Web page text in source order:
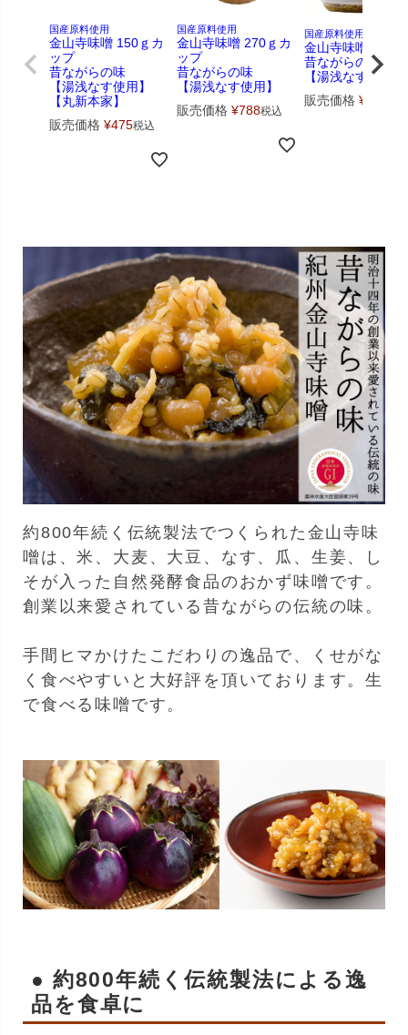
国産原料使用
金山寺味噌 150ｇカ
ップ
昔ながらの味
【湯浅なす使用】
【丸新本家】
販売価格 ¥475税込
国産原料使用
金山寺味噌 270ｇカ
ップ
昔ながらの味
【湯浅なす使用】
販売価格 ¥788税込
国産原料使用・無添加
金山寺味噌 540
昔ながらの味
【湯浅なす使用】
販売価格 ¥
約800年続く伝統製法でつくられた金山寺味
噌は、米、大麦、大豆、なす、瓜、生姜、し
そが入った自然発酵食品のおかず味噌です。
創業以来愛されている昔ながらの伝統の味。
手間ヒマかけたこだわりの逸品で、くせがな
く食べやすいと大好評を頂いております。生
で食べる味噌です。
● 約800年続く伝統製法による逸
品を食卓に